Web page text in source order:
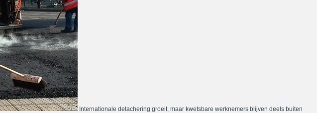
Internationale detachering groeit, maar kwetsbare werknemers blijven deels buiten